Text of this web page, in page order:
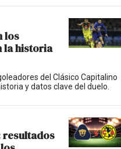
los
la historia
del Clásico Capitalino
y datos clave del duelo.
resultados